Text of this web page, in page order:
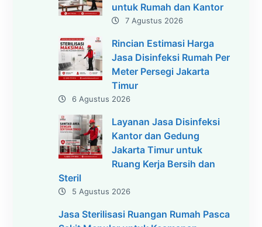
untuk Rumah dan Kantor
7 Agustus 2026
Rincian Estimasi Harga
Jasa Disinfeksi Rumah Per
Meter Persegi Jakarta
Timur
6 Agustus 2026
Layanan Jasa Disinfeksi
Kantor dan Gedung
Jakarta Timur untuk
Ruang Kerja Bersih dan
Steril
5 Agustus 2026
Jasa Sterilisasi Ruangan Rumah Pasca